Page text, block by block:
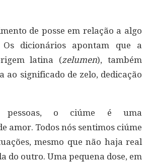
de posse em relação a algo
dicionários apontam que a
latina (zelumen), também
ao significado de zelo, dedicação
pessoas, o ciúme é uma
amor. Todos nós sentimos ciúme
mesmo que não haja real
do outro. Uma pequena dose, em